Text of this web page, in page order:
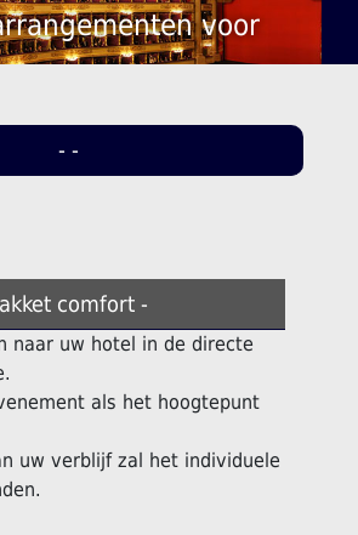
voor
- -
comfort -
naar uw hotel in de directe
als het hoogtepunt
uw verblijf zal het individuele